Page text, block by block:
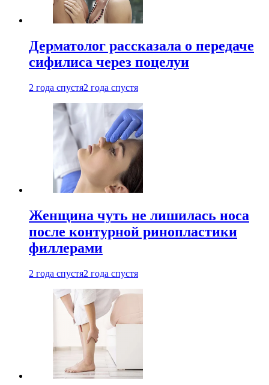
Дерматолог рассказала о передаче
сифилиса через поцелуи
2 года спустя2 года спустя
Женщина чуть не лишилась носа
после контурной ринопластики
филлерами
2 года спустя2 года спустя